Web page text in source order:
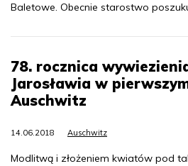
Baletowe. Obecnie starostwo
78. rocznica
Jarosławia w
Auschwitz
14.06.2018 Auschwitz
Modlitwą i złożeniem kwiatów pod